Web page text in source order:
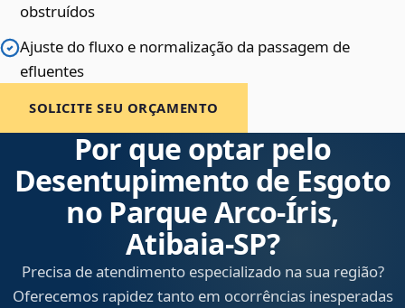
obstruídos
Ajuste do fluxo e normalização da passagem de
efluentes
SOLICITE SEU ORÇAMENTO
Por que optar pelo
Desentupimento de Esgoto
no Parque Arco-Íris,
Atibaia‑SP?
Precisa de atendimento especializado na sua região?
Oferecemos rapidez tanto em ocorrências inesperadas